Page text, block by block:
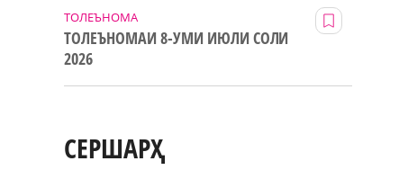
ТОЛЕЪНОМА
ТОЛЕЪНОМАИ 8-УМИ ИЮЛИ СОЛИ
2026
СЕРШАРҲ